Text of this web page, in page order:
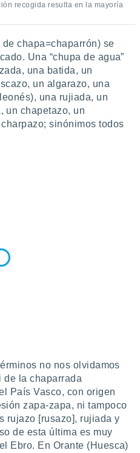
recogida resulta en la mayoría
chapa=chaparrón) se
Una “chupa de agua”
una batida, un
un algarazo, una
una rujiada, un
un chapetazo, un
sinónimos todos
no nos olvidamos
de la chaparrada
País Vasco, con origen
zapa-zapa, ni tampoco
rujazo [rusazo], rujiada y
de esta última es muy
Ebro. En Orante (Huesca)